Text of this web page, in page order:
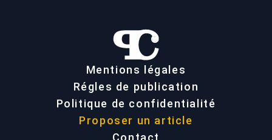
Mentions légales
Régles de publication
Politique de confidentialité
Proposer un article
Contact